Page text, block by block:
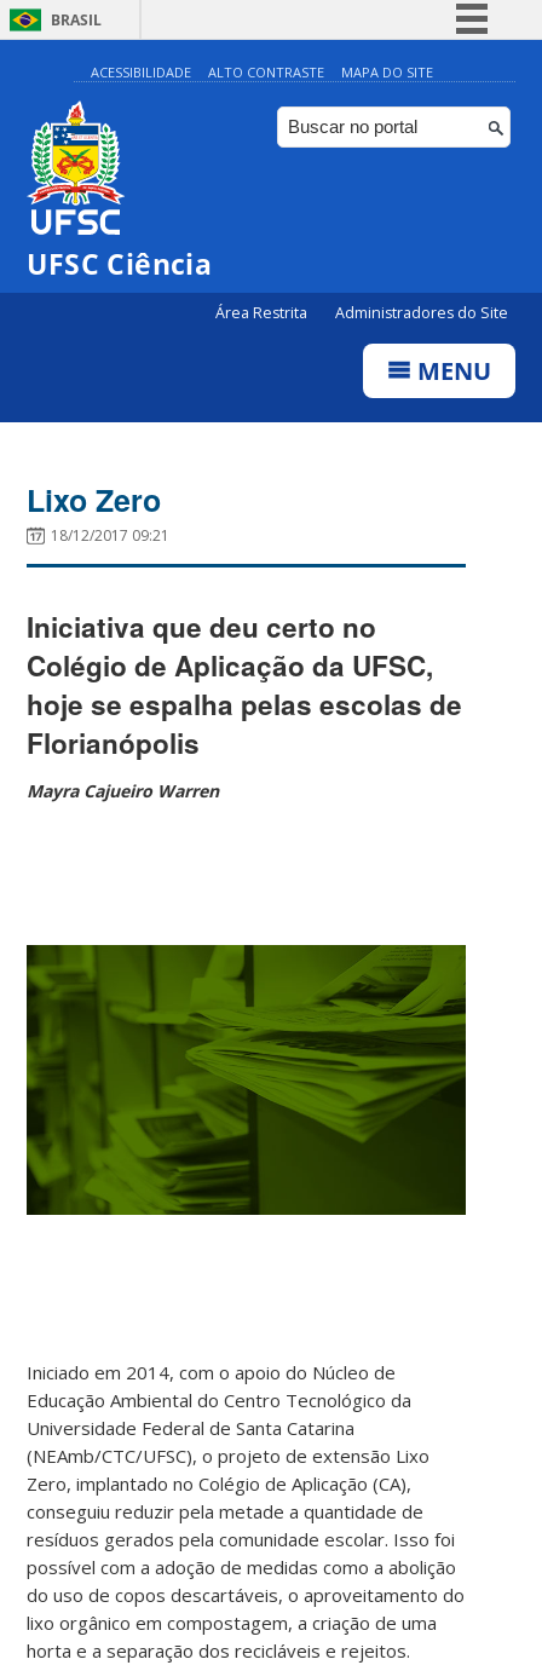
BRASIL
Simplifique!
Comunica BR
Participe
ACESSIBILIDADE ALTO CONTRASTE MAPA DO SITE
UFSC Ciência
Área Restrita Administradores do Site
MENU
Lixo Zero
18/12/2017 09:21
Iniciativa que deu certo no
Colégio de Aplicação da UFSC,
hoje se espalha pelas escolas de
Florianópolis
Mayra Cajueiro Warren
Iniciado em 2014, com o apoio do Núcleo de
Educação Ambiental do Centro Tecnológico da
Universidade Federal de Santa Catarina
(NEAmb/CTC/UFSC), o projeto de extensão Lixo
Zero, implantado no Colégio de Aplicação (CA),
conseguiu reduzir pela metade a quantidade de
resíduos gerados pela comunidade escolar. Isso foi
possível com a adoção de medidas como a abolição
do uso de copos descartáveis, o aproveitamento do
lixo orgânico em compostagem, a criação de uma
horta e a separação dos recicláveis e rejeitos.